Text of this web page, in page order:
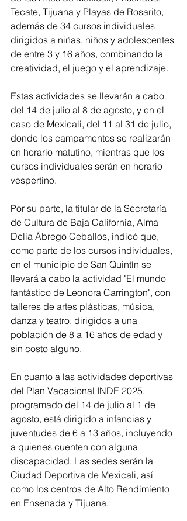
Tecate, Tijuana y Playas de Rosarito,
además de 34 cursos individuales
dirigidos a niñas, niños y adolescentes
de entre 3 y 16 años, combinando la
creatividad, el juego y el aprendizaje.
Estas actividades se llevarán a cabo
del 14 de julio al 8 de agosto, y en el
caso de Mexicali, del 11 al 31 de julio,
donde los campamentos se realizarán
en horario matutino, mientras que los
cursos individuales serán en horario
vespertino.
Por su parte, la titular de la Secretaría
de Cultura de Baja California, Alma
Delia Ábrego Ceballos, indicó que,
como parte de los cursos individuales,
en el municipio de San Quintín se
llevará a cabo la actividad "El mundo
fantástico de Leonora Carrington", con
talleres de artes plásticas, música,
danza y teatro, dirigidos a una
población de 8 a 16 años de edad y
sin costo alguno.
En cuanto a las actividades deportivas
del Plan Vacacional INDE 2025,
programado del 14 de julio al 1 de
agosto, está dirigido a infancias y
juventudes de 6 a 13 años, incluyendo
a quienes cuenten con alguna
discapacidad. Las sedes serán la
Ciudad Deportiva de Mexicali, así
como los centros de Alto Rendimiento
en Ensenada y Tijuana.